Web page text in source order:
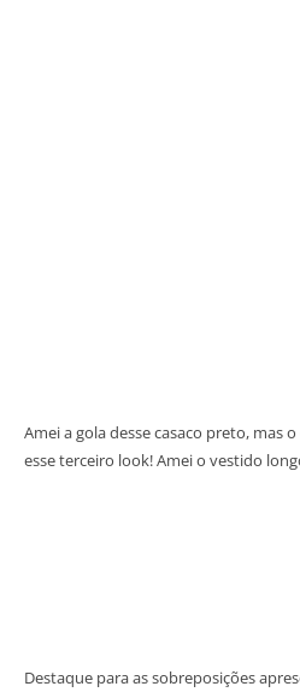
Amei a gola desse casaco preto, mas
esse terceiro look! Amei o vestido
Destaque para as sobreposições